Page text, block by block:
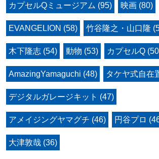
カプセルQミュージアム (95) 映画 (80)
EVANGELION (58) 竹谷隆之・山口隆
木下隆志 (54) 動物 (53) カプセルQ
AmazingYamaguchi (48) タケヤ式自在
デジタルガレージキット (47)
アメイジングヤマグチ (46) 円谷プロ
大津敦哉 (36)